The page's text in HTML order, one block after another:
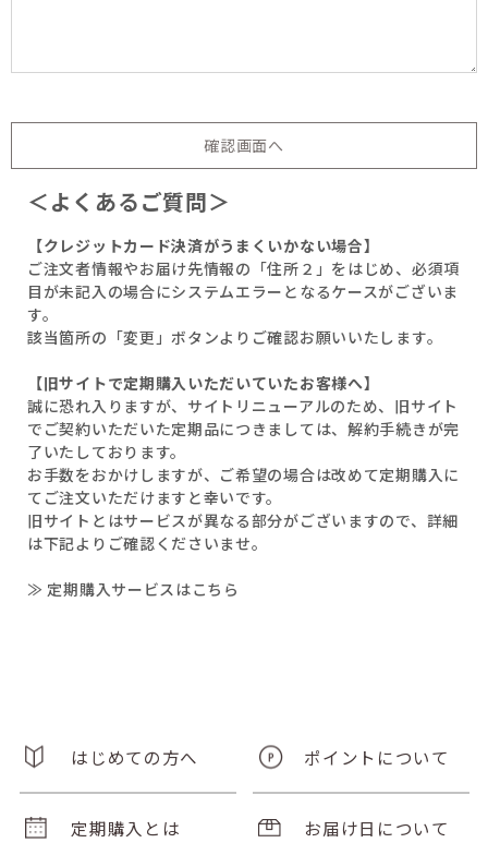
＜よくあるご質問＞
【クレジットカード決済がうまくいかない場合】
ご注文者情報やお届け先情報の「住所２」をはじめ、必須項
目が未記入の場合にシステムエラーとなるケースがございま
す。
該当箇所の「変更」ボタンよりご確認お願いいたします。
【旧サイトで定期購入いただいていたお客様へ】
誠に恐れ入りますが、サイトリニューアルのため、旧サイト
でご契約いただいた定期品につきましては、解約手続きが完
了いたしております。
お手数をおかけしますが、ご希望の場合は改めて定期購入に
てご注文いただけますと幸いです。
旧サイトとはサービスが異なる部分がございますので、詳細
は下記よりご確認くださいませ。
≫ 定期購入サービスはこちら
はじめての方へ ポイントについて
定期購入とは お届け日について